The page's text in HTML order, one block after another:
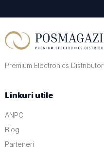
Premium Electronics Distributor
Linkuri utile
ANPC
Blog
Parteneri